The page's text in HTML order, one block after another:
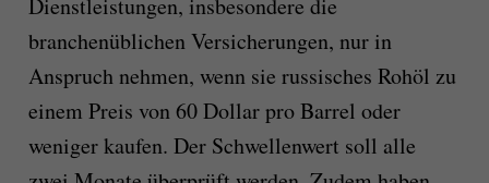
Dienstleistungen, insbesondere die
branchenüblichen Versicherungen, nur in
Anspruch nehmen, wenn sie russisches Rohöl zu
einem Preis von 60 Dollar pro Barrel oder
weniger kaufen. Der Schwellenwert soll alle